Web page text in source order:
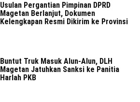
Usulan Pergantian Pimpinan DPRD
Magetan Berlanjut, Dokumen
Kelengkapan Resmi Dikirim ke Provinsi
Buntut Truk Masuk Alun-Alun, DLH
Magetan Jatuhkan Sanksi ke Panitia
Harlah PKB